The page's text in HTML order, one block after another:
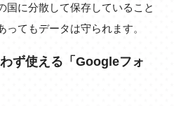
国に分散して保存していること
てもデータは守られます。
ず使える「Googleフォ